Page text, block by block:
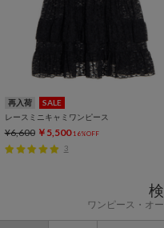
再入荷
SALE
レースミニキャミワンピース
¥6,600 ￥5,500 16%OFF
3
ワンピース・オ